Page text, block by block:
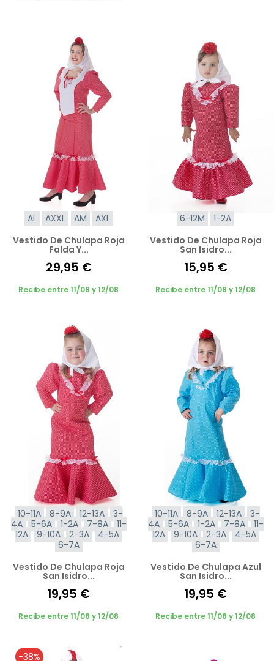
AL AXXL AM
AXL
Vestido De Chulapa Roja
Falda Y...
29,95 €
Recibe entre 11/08 y 12/08
6-12M
1-2A
Vestido De Chulapa Roja
San Isidro...
15,95 €
Recibe entre 11/08 y 12/08
10-11A 8-9A 12-13A
3-
4A
5-6A 1-2A 7-8A
11-
12A
9-10A 2-3A
4-5A
6-7A
Vestido De Chulapa Roja
San Isidro...
19,95 €
Recibe entre 11/08 y 12/08
10-11A 8-9A 12-13A
3-
4A
5-6A 1-2A 7-8A
11-
12A
9-10A 2-3A
4-5A
6-7A
Vestido De Chulapa Azul
San Isidro...
19,95 €
Recibe entre 11/08 y 12/08
-38%